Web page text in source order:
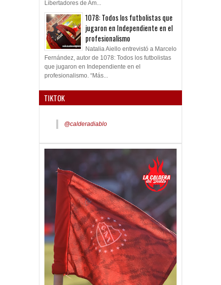
Independiente recibirá a Platense en el
Libertadores de Am...
1078: Todos los futbolistas que
jugaron en Independiente en el
profesionalismo
Natalia Aiello entrevistó a Marcelo
Fernández, autor de 1078: Todos los futbolistas
que jugaron en Independiente en el
TIKTOK